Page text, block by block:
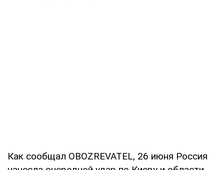
Как сообщал OBOZREVATEL, 26 июня Россия